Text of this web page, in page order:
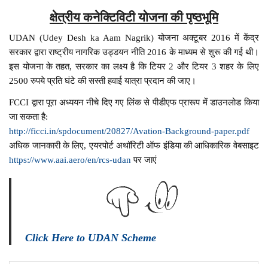
क्षेत्रीय कनेक्टिविटी योजना की पृष्ठभूमि
UDAN (Udey Desh ka Aam Nagrik) योजना अक्टूबर 2016 में केंद्र
सरकार द्वारा राष्ट्रीय नागरिक उड्डयन नीति 2016 के माध्यम से शुरू की गई थी।
इस योजना के तहत, सरकार का लक्ष्य है कि टियर 2 और टियर 3 शहर के लिए
2500 रुपये प्रति घंटे की सस्ती हवाई यात्रा प्रदान की जाए।
FCCI द्वारा पूरा अध्ययन नीचे दिए गए लिंक से पीडीएफ प्रारूप में डाउनलोड किया
जा सकता है:
http://ficci.in/spdocument/20827/Avation-Background-paper.pdf
अधिक जानकारी के लिए, एयरपोर्ट अथॉरिटी ऑफ इंडिया की आधिकारिक वेबसाइट
https://www.aai.aero/en/rcs-udan पर जाएं
Click Here to UDAN Scheme